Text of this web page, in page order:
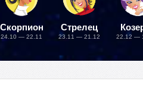
Скорпион
24.10 — 22.11
Стрелец
23.11 — 21.12 22.12 —